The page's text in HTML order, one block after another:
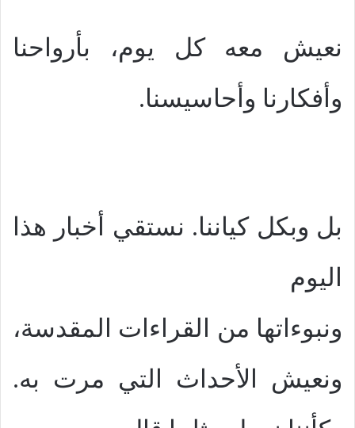
نعيش معه كل يوم، بأرواحنا
وأفكارنا وأحاسيسنا.
بل وبكل كياننا. نستقي أخبار هذا
اليوم
ونبوءاتها من القراءات المقدسة،
ونعيش الأحداث التي مرت به.